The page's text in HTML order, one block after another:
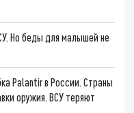
Но беды для малышей не
Palantir в России. Страны
оружия. ВСУ теряют